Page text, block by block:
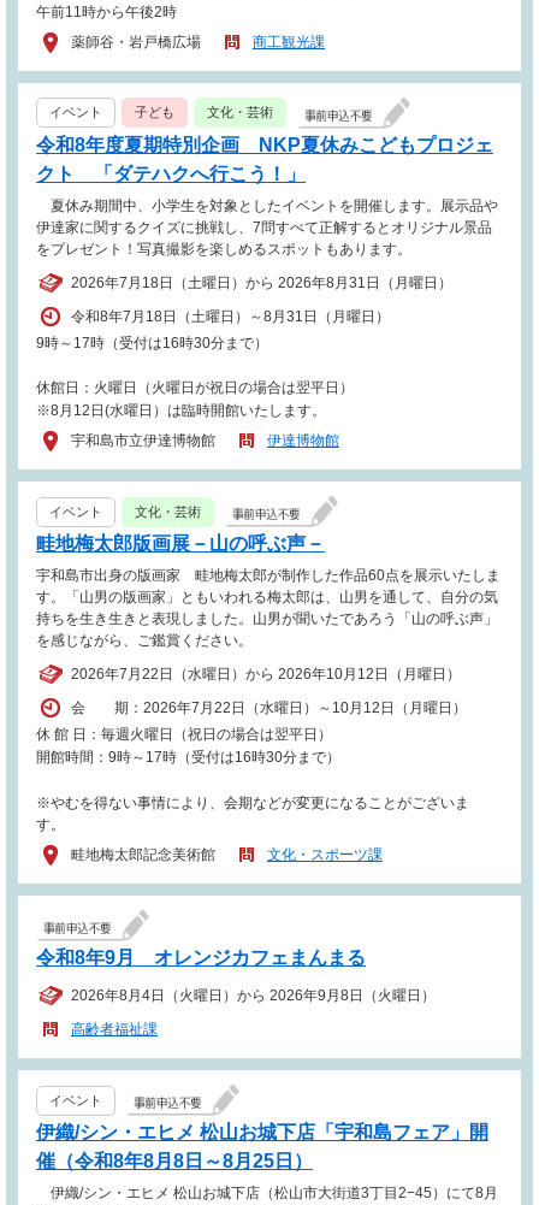
午前11時から午後2時
薬師谷・岩戸橋広場
商工観光課
イベント 子ども 文化・芸術
令和8年度夏期特別企画 NKP夏休みこどもプロジェ
クト 「ダテハクへ行こう！」
夏休み期間中、小学生を対象としたイベントを開催します。展示品や
伊達家に関するクイズに挑戦し、7問すべて正解するとオリジナル景品
をプレゼント！写真撮影を楽しめるスポットもあります。
2026年7月18日（土曜日）から 2026年8月31日（月曜日）
令和8年7月18日（土曜日）～8月31日（月曜日）
9時～17時（受付は16時30分まで）
休館日：火曜日（火曜日が祝日の場合は翌平日）
※8月12日(水曜日）は臨時開館いたします。
宇和島市立伊達博物館
伊達博物館
イベント 文化・芸術
畦地梅太郎版画展－山の呼ぶ声－
宇和島市出身の版画家 畦地梅太郎が制作した作品60点を展示いたしま
す。「山男の版画家」ともいわれる梅太郎は、山男を通して、自分の気
持ちを生き生きと表現しました。山男が聞いたであろう「山の呼ぶ声」
を感じながら、ご鑑賞ください。
2026年7月22日（水曜日）から 2026年10月12日（月曜日）
会 期：2026年7月22日（水曜日）～10月12日（月曜日）
休 館 日：毎週火曜日（祝日の場合は翌平日）
開館時間：9時～17時（受付は16時30分まで）
※やむを得ない事情により、会期などが変更になることがございま
す。
畦地梅太郎記念美術館
文化・スポーツ課
令和8年9月 オレンジカフェまんまる
2026年8月4日（火曜日）から 2026年9月8日（火曜日）
高齢者福祉課
イベント
伊織/シン・エヒメ 松山お城下店「宇和島フェア」開
催（令和8年8月8日～8月25日）
伊織/シン・エヒメ 松山お城下店（松山市大街道3丁目2−45）にて8月